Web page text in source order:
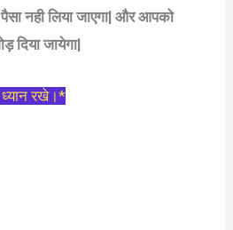
नही लिया जाएगा| और आपको
दिया जायेगा|
रखे।*